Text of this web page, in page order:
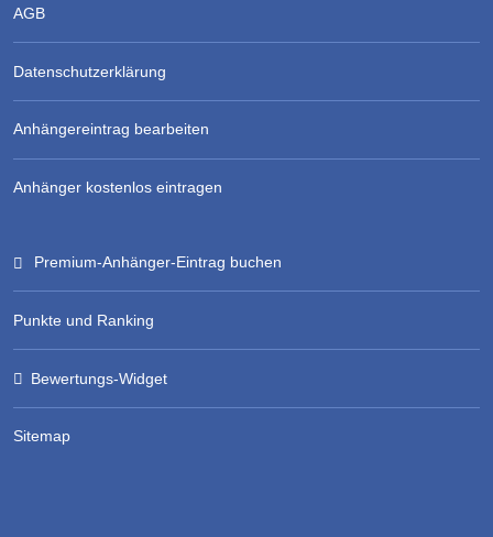
AGB
Datenschutzerklärung
Anhängereintrag bearbeiten
Anhänger kostenlos eintragen
Premium-Anhänger-Eintrag buchen
Punkte und Ranking
Bewertungs-Widget
Sitemap